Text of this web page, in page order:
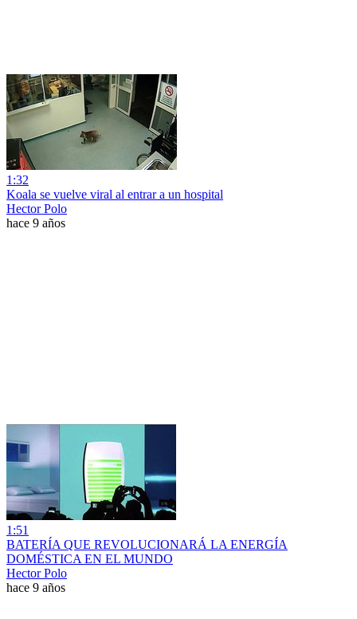
1:32
Koala se vuelve viral al entrar a un hospital
Hector Polo
hace 9 años
1:51
BATERÍA QUE REVOLUCIONARÁ LA ENERGÍA
DOMÉSTICA EN EL MUNDO
Hector Polo
hace 9 años